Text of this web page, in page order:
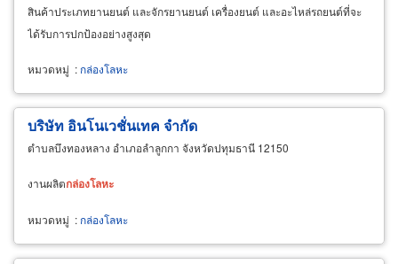
สินค้าประเภทยานยนต์ และจักรยานยนต์ เครื่องยนต์ และอะไหล่รถยนต์ที่จะ
ได้รับการปกป้องอย่างสูงสุด
หมวดหมู่ : กล่องโลหะ
บริษัท อินโนเวชั่นเทค จำกัด
ตำบลบึงทองหลาง อำเภอลำลูกกา จังหวัดปทุมธานี 12150
งานผลิตกล่องโลหะ
หมวดหมู่ : กล่องโลหะ